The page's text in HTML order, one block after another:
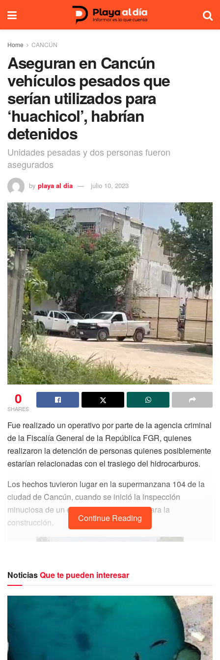
Home CANCÚN
Aseguran en Cancún
vehículos pesados que
serían utilizados para
‘huachicol’, habrían
detenidos
Unidades pesadas y dos personas fueron
asegurados
by playa al dia julio 10, 2023
0
SHARES
Fue realizado un operativo por parte de la agencia criminal
de la Fiscalía General de la República FGR, quienes
realizaron la detención de personas quienes posiblemente
estarían relacionadas con el trasiego del hidrocarburos.
Los hechos tuvieron lugar en la supermanzana 104 de la
ciudad de Cancún, cuando se inició la inspección
minuciosa de un encierro de camiones para la
construcción.
Continue Reading
NoticiasQue te pueden interesar